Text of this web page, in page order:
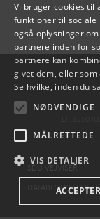
SDU VEJVISER
DATABESKYTTELSE
Vi bruger cookies til
funktioner til sociale
også oplysninger
partnere inden for
partnere kan
givet dem, eller
Se hvilke, inden du
NØDVENDIGE
MÅLRETTEDE
VIS DETALJER